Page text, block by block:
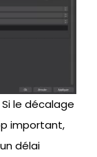
le décalage
important,
délai